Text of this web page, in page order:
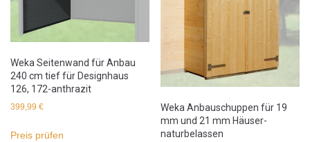
Weka Seitenwand für Anbau
240 cm tief für Designhaus
126, 172-anthrazit
399,99 €
Preis prüfen
Weka Anbauschuppen für 19
mm und 21 mm Häuser-
naturbelassen